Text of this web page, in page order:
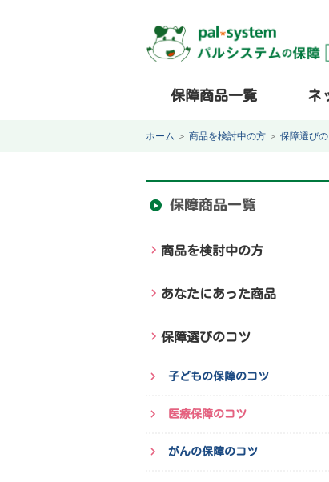
保障商品一覧 ネ
ホーム ＞ 商品を検討中の方 ＞ 保障選び
保障商品一覧
商品を検討中の方
あなたにあった商品
保障選びのコツ
子どもの保障のコツ
医療保障のコツ
がんの保障のコツ